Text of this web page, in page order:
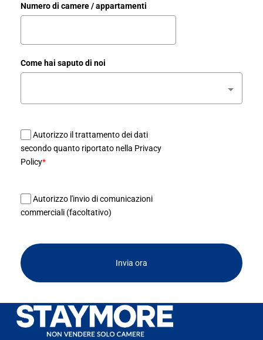
Numero di camere / appartamenti
Come hai saputo di noi
Autorizzo il trattamento dei dati
secondo quanto riportato nella Privacy
Policy*
Autorizzo l'invio di comunicazioni
commerciali (facoltativo)
Invia ora